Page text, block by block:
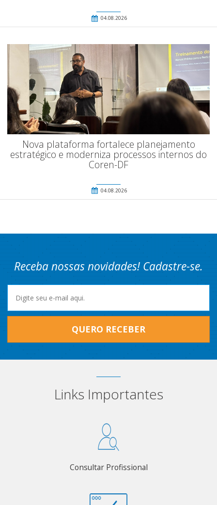
04.08.2026
Nova plataforma fortalece planejamento
estratégico e moderniza processos internos do
Coren-DF
04.08.2026
Receba nossas novidades! Cadastre-se.
QUERO RECEBER
Links Importantes
Consultar Profissional